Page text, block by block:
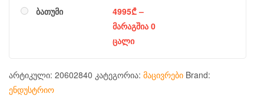
ბათუმი 4995₾–
მარაგშია 0
ცალი
არტიკული: 20602840 კატეგორია: მაცივრები Brand:
ენდუსტრიო